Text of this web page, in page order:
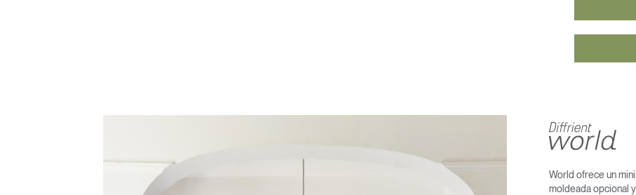
Seleccione su ubicación
World ofrece un
moldeada opcional